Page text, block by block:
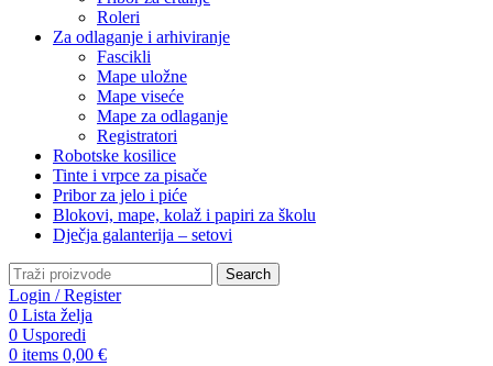
Roleri
Za odlaganje i arhiviranje
Fascikli
Mape uložne
Mape viseće
Mape za odlaganje
Registratori
Robotske kosilice
Tinte i vrpce za pisače
Pribor za jelo i piće
Blokovi, mape, kolaž i papiri za školu
Dječja galanterija – setovi
Search
Login / Register
0 Lista želja
0 Usporedi
0 items 0,00 €